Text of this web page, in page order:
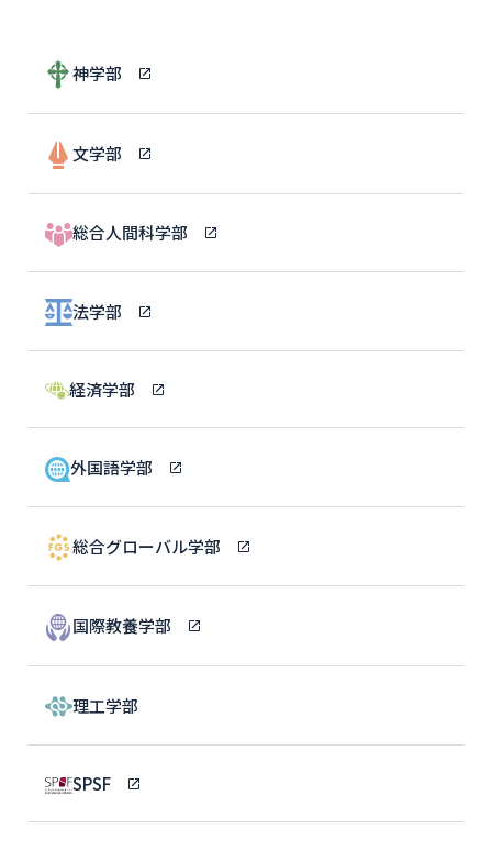
神学部
文学部
総合人間科学部
法学部
経済学部
外国語学部
総合グローバル学部
国際教養学部
理工学部
SPSF